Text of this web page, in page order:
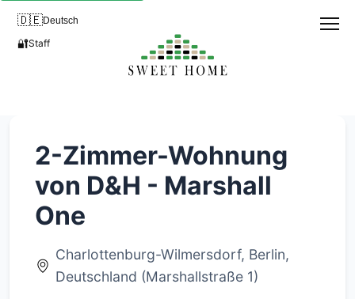
🇩🇪Deutsch
🔐Staff
2-Zimmer-Wohnung
von D&H - Marshall
One
Charlottenburg-Wilmersdorf, Berlin,
Deutschland (Marshallstraße 1)